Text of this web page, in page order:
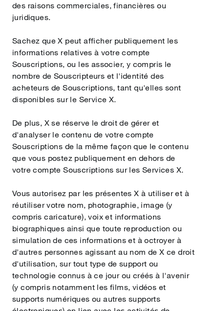
des raisons commerciales, financières ou
juridiques.
Sachez que X peut afficher publiquement les
informations relatives à votre compte
Souscriptions, ou les associer, y compris le
nombre de Souscripteurs et l'identité des
acheteurs de Souscriptions, tant qu'elles sont
disponibles sur le Service X.
De plus, X se réserve le droit de gérer et
d'analyser le contenu de votre compte
Souscriptions de la même façon que le contenu
que vous postez publiquement en dehors de
votre compte Souscriptions sur les Services X.
Vous autorisez par les présentes X à utiliser et à
réutiliser votre nom, photographie, image (y
compris caricature), voix et informations
biographiques ainsi que toute reproduction ou
simulation de ces informations et à octroyer à
d'autres personnes agissant au nom de X ce droit
d'utilisation, sur tout type de support ou
technologie connus à ce jour ou créés à l'avenir
(y compris notamment les films, vidéos et
supports numériques ou autres supports